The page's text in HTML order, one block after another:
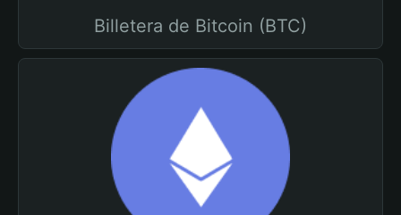
Billetera de Bitcoin (BTC)